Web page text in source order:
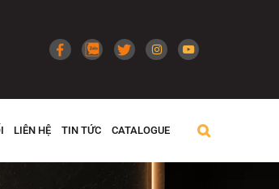
LIÊN HỆ TIN TỨC CATALOGUE